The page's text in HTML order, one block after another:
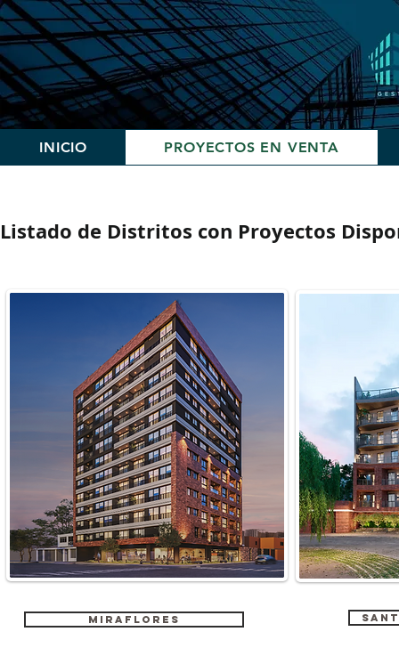
INICIO PROYECTOS EN VENTA
Listado de Distritos con Proyectos
MIRAFLORES